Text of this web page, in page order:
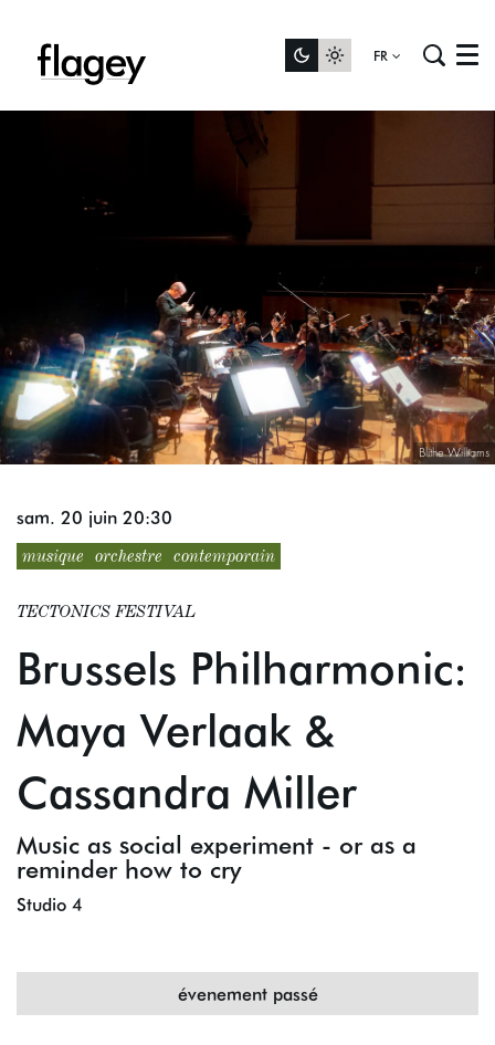
FR Menu
Blithe Williams
musique orchestre contemporain
Brussels Philharmonic:
Maya Verlaak &
Cassandra Miller
Music as social experiment - or as a
reminder how to cry
TECTONICS FESTIVAL
sam. 20 juin 20:30
Studio 4
évenement passé